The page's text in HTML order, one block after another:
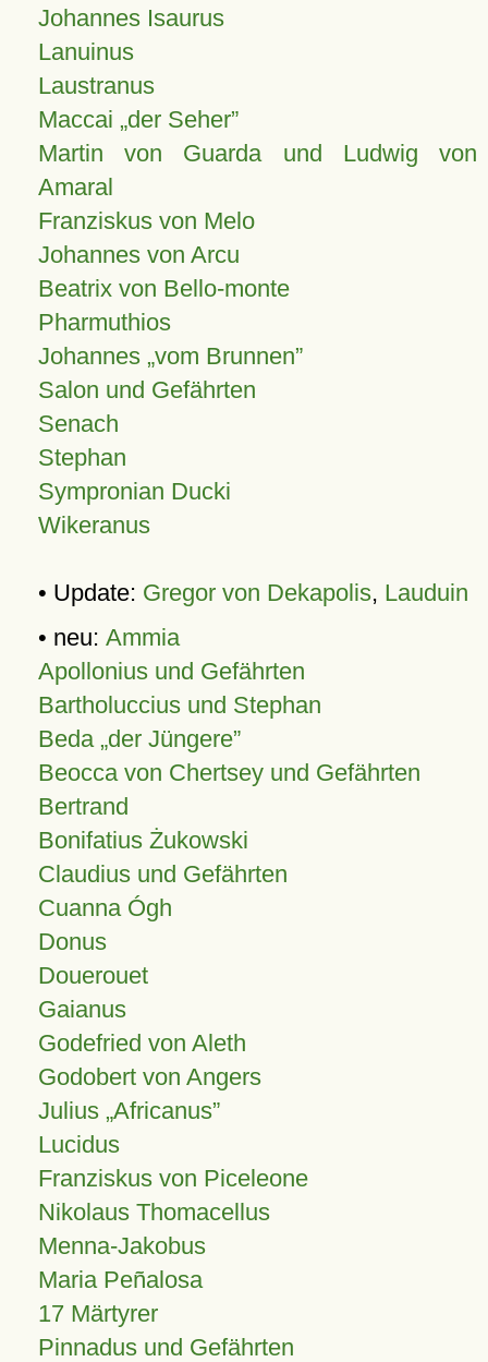
Johannes Isaurus
Lanuinus
Laustranus
Maccai „der Seher”
Martin von Guarda und Ludwig von
Amaral
Franziskus von Melo
Johannes von Arcu
Beatrix von Bello-monte
Pharmuthios
Johannes vom Brunnen
Salon und Gefährten
Senach
Stephan
Sympronian Ducki
Wikeranus
• Update: Gregor von Dekapolis, Lauduin
• neu: Ammia
Apollonius und Gefährten
Bartholuccius und Stephan
Beda „der Jüngere”
Beocca von Chertsey und Gefährten
Bertrand
Bonifatius Żukowski
Claudius und Gefährten
Cuanna Ógh
Donus
Douerouet
Gaianus
Godefried von Aleth
Godobert von Angers
Julius Africanus
Lucidus
Franziskus von Piceleone
Nikolaus Thomacellus
Menna-Jakobus
Maria Peñalosa
17 Märtyrer
Pinnadus und Gefährten